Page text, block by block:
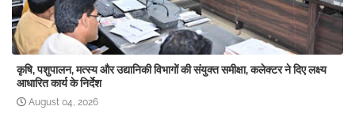
कृषि, पशुपालन, मत्स्य और उद्यानिकी विभागों की संयुक्त समीक्षा, कलेक्टर ने दिए लक्ष्य
आधारित कार्य के निर्देश
August 04, 2026